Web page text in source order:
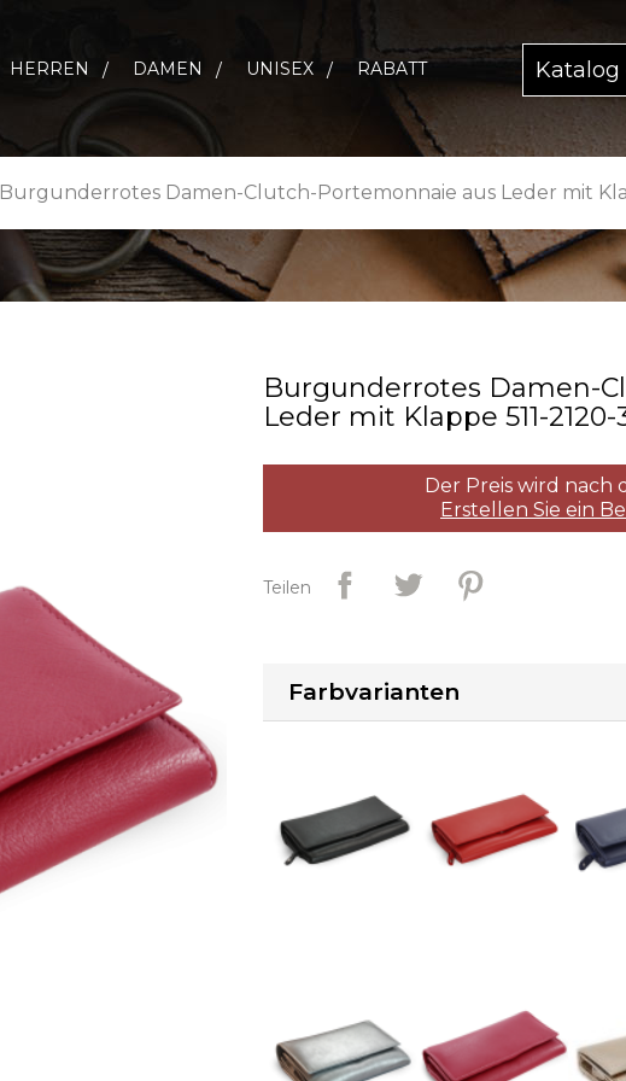
HERREN DAMEN UNISEX RABATT
Burgunderrotes Damen-Clutch-Portemonnaie aus Leder mit
Burgunderrotes Damen­-
Leder mit Klappe 511­-2120­-
Der Preis wird nach
Erstellen Sie ein
Teilen
Farbvarianten